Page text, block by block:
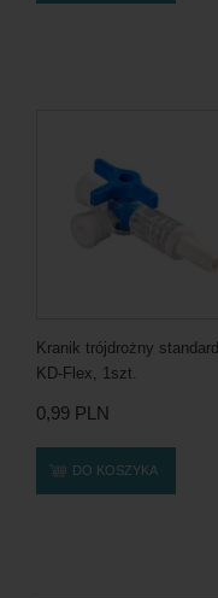
Kranik trójdrożny standard
KD-Flex, 1szt.
0,99 PLN
DO KOSZYKA